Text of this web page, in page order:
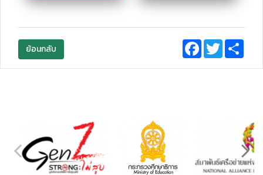
ย้อนกลับ Facebook
Twitter